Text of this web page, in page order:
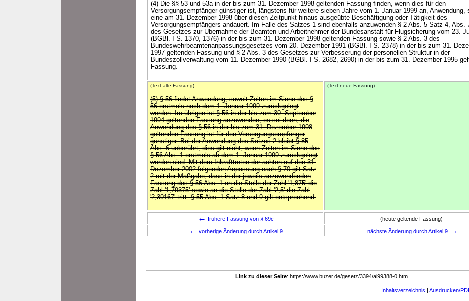
(4) Die §§ 53 und 53a in der bis zum 31. Dezember 1998 geltenden Fassung finden, wenn dies für den
Versorgungsempfänger günstiger ist, längstens für weitere sieben Jahre vom 1. Januar 1999 an, Anwendung,
eine am 31. Dezember 1998 über diesen Zeitpunkt hinaus ausgeübte Beschäftigung oder Tätigkeit des
Versorgungsempfängers andauert. Im Falle des Satzes 1 sind ebenfalls anzuwenden § 2 Abs. 5 Satz 4, Abs.
des Gesetzes zur Übernahme der Beamten und Arbeitnehmer der Bundesanstalt für Flugsicherung vom 23.
(BGBl. I S. 1370, 1376) in der bis zum 31. Dezember 1998 geltenden Fassung sowie § 2 Abs. 3 des
Bundeswehrbeamtenanpassungsgesetzes vom 20. Dezember 1991 (BGBl. I S. 2378) in der bis zum 31.
1997 geltenden Fassung und § 2 Abs. 3 des Gesetzes zur Verbesserung der personellen Struktur in der
Bundeszollverwaltung vom 11. Dezember 1990 (BGBl. I S. 2682, 2690) in der bis zum 31. Dezember 1995
Fassung.
(Text alte Fassung)
(5) § 56 findet Anwendung, soweit Zeiten im Sinne des §
56 erstmals nach dem 1. Januar 1999 zurückgelegt
werden. Im übrigen ist § 56 in der bis zum 30. September
1994 geltenden Fassung anzuwenden, es sei denn, die
Anwendung des § 56 in der bis zum 31. Dezember 1998
geltenden Fassung ist für den Versorgungsempfänger
günstiger. Bei der Anwendung des Satzes 2 bleibt § 85
Abs. 6 unberührt; dies gilt nicht, wenn Zeiten im Sinne des
§ 56 Abs. 1 erstmals ab dem 1. Januar 1999 zurückgelegt
worden sind. Mit dem Inkrafttreten der achten auf den 31.
Dezember 2002 folgenden Anpassung nach § 70 gilt Satz
2 mit der Maßgabe, dass in der jeweils anzuwendenden
Fassung des § 56 Abs. 1 an die Stelle der Zahl '1,875' die
Zahl '1,79375' sowie an die Stelle der Zahl '2,5' die Zahl
'2,39167' tritt. § 55 Abs. 1 Satz 8 und 9 gilt entsprechend.
(Text neue Fassung)
← frühere Fassung von § 69c (heute geltende Fassung)
← vorherige Änderung durch Artikel 9 nächste Änderung durch Artikel 9 →
Link zu dieser Seite: https://www.buzer.de/gesetz/3394/al99388-0.htm
Inhaltsverzeichnis | Ausdrucken/